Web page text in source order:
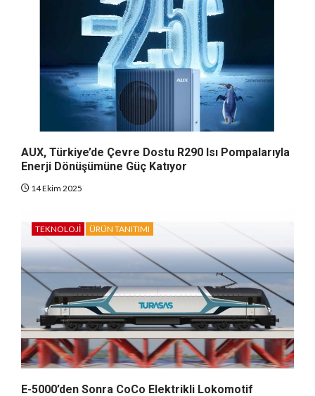
AUX, Türkiye’de Çevre Dostu R290 Isı Pompalarıyla
Enerji Dönüşümüne Güç Katıyor
14 Ekim 2025
TEKNOLOJI ÜRÜN TANITIMI
E-5000’den Sonra CoCo Elektrikli Lokomotif